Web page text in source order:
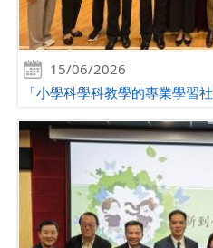
15/06/2026
「小學科學科教學的專業學習